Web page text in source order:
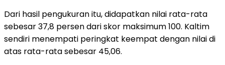
Dari hasil pengukuran itu, didapatkan nilai rata-rata
sebesar 37,8 persen dari skor maksimum 100. Kaltim
sendiri menempati peringkat keempat dengan nilai di
atas rata-rata sebesar 45,06.